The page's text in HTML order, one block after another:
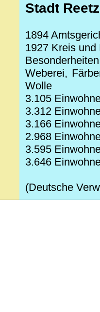
Stadt Reetz
1894
1927 Kreis
Weberei,
Wolle
3.105
3.312
3.166
2.968
3.595
3.646
(Deutsche